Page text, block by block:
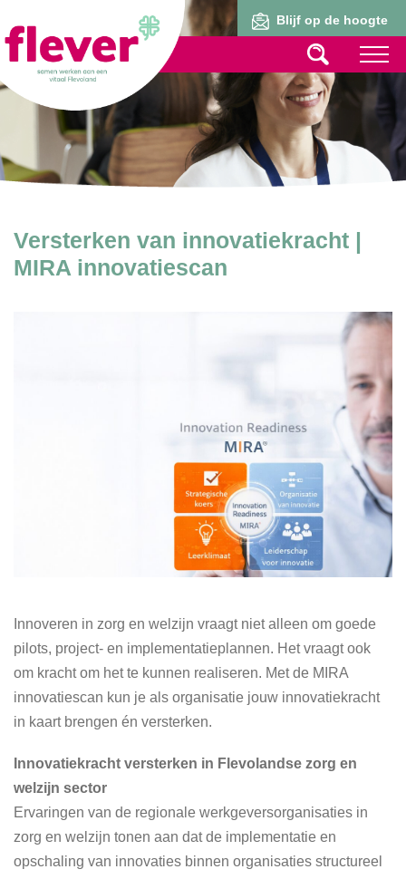
Blijf op de hoogte
Versterken van innovatiekracht |
MIRA innovatiescan
Innoveren in zorg en welzijn vraagt niet alleen om goede
pilots, project- en implementatieplannen. Het vraagt ook
om kracht om het te kunnen realiseren. Met de MIRA
innovatiescan kun je als organisatie jouw innovatiekracht
in kaart brengen én versterken.
Innovatiekracht versterken in Flevolandse zorg en
welzijn sector
Ervaringen van de regionale werkgeversorganisaties in
zorg en welzijn tonen aan dat de implementatie en
opschaling van innovaties binnen organisaties structureel